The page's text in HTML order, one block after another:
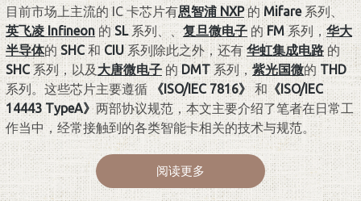
目前市场上主流的 IC 卡芯片有恩智浦 NXP的Mifare系列、
英飞凌 Infineon的SL系列、、复旦微电子 的FM系列，华大
半导体的SHC和CIU系列除此之外，还有华虹集成电路的
SHC系列，以及大唐微电子的 DMT系列，紫光国微的 THD
系列。这些芯片主要遵循 《ISO/IEC 7816》和《ISO/IEC
14443 TypeA》两部协议规范，本文主要介绍了笔者在日常工
作当中，经常接触到的各类智能卡相关的技术与规范。
阅读更多